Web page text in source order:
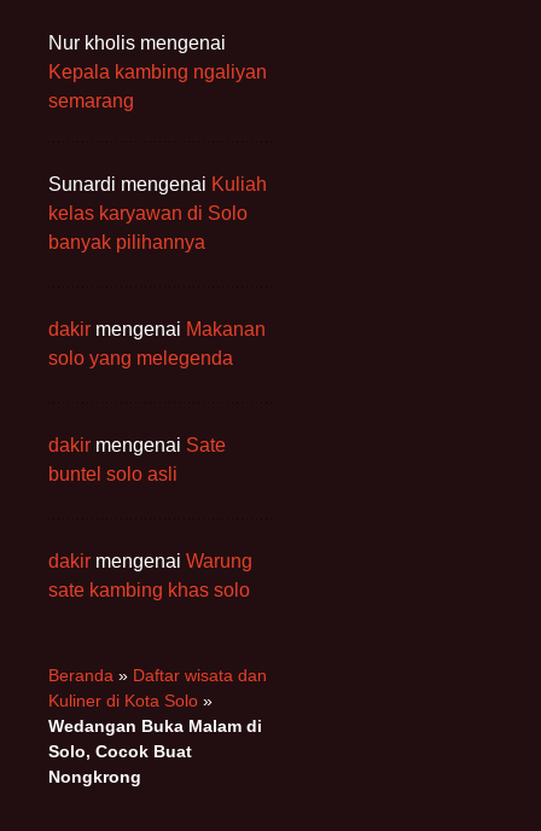
Nur kholis mengenai
Kepala kambing ngaliyan
semarang
Sunardi mengenai Kuliah
kelas karyawan di Solo
banyak pilihannya
dakir mengenai Makanan
solo yang melegenda
dakir mengenai Sate
buntel solo asli
dakir mengenai Warung
sate kambing khas solo
Beranda » Daftar wisata dan
Kuliner di Kota Solo »
Wedangan Buka Malam di
Solo, Cocok Buat
Nongkrong